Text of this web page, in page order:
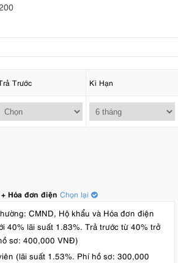
Trước Kì Hạn
Hóa đơn điện Chọn lại
CMND, Hộ khẩu và Hóa đơn điện
40% lãi suất 1.83%. Trả trước từ 40% trở
sơ: 400,000 VNĐ)
(lãi suất 1.53%. Phí hồ sơ: 300,000